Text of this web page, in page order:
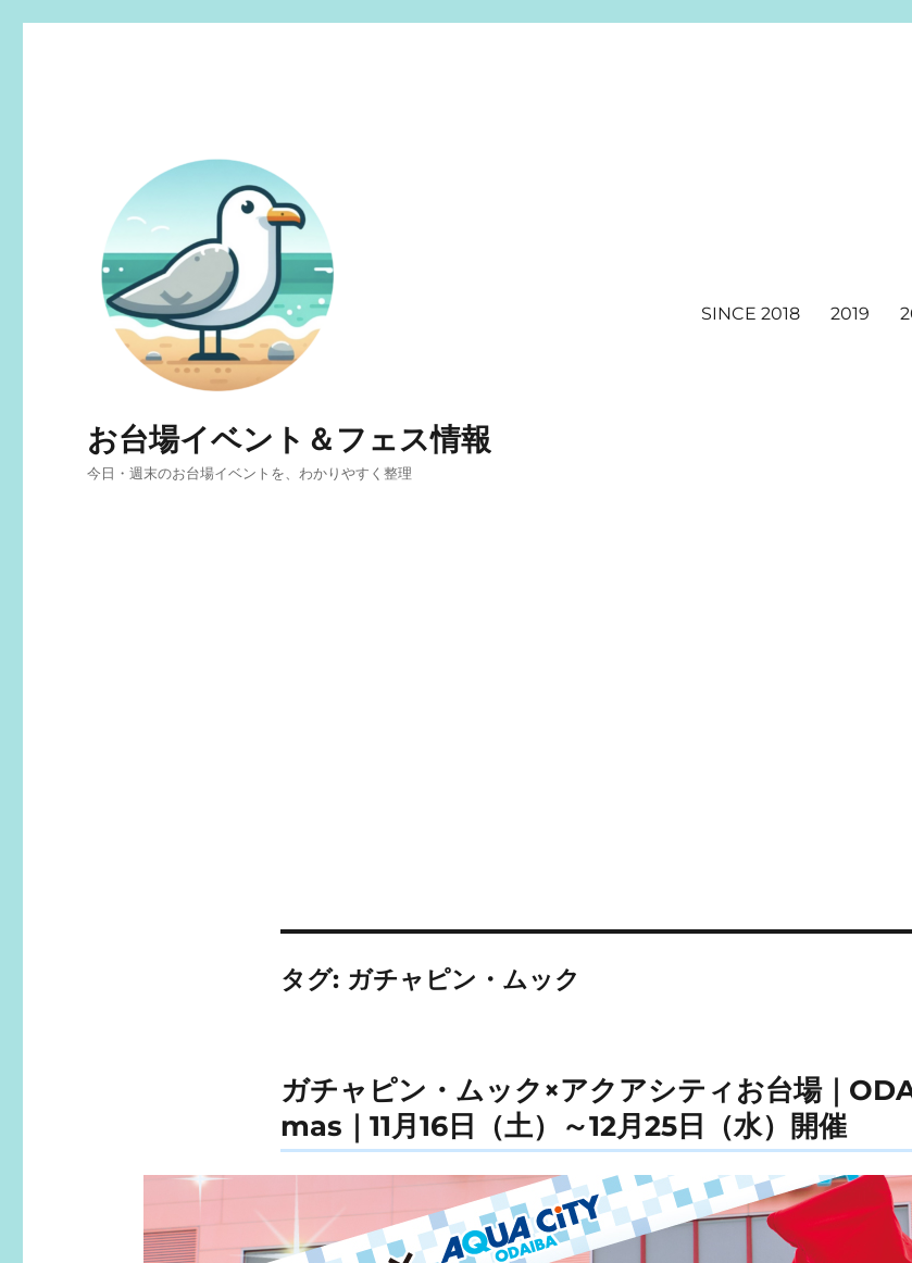
お台場イベント＆フェス情報
今日・週末のお台場イベントを、わかりやすく整理
SINCE 2018 2019
タグ: ガチャピン・ムック
ガチャピン・ムック×アクアシティお台場｜
mas｜11月16日（土）～12月25日（水）開催